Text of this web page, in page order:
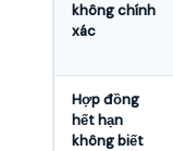
không chính
xác
Hợp đồng
hết hạn
không biết